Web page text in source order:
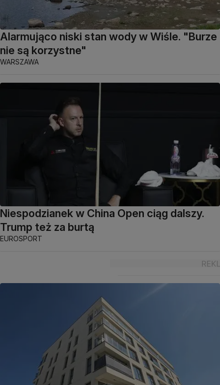
Alarmująco niski stan wody w Wiśle. "Burze
nie są korzystne"
WARSZAWA
Niespodzianek w China Open ciąg dalszy.
Trump też za burtą
EUROSPORT